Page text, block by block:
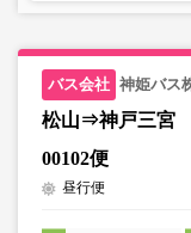
神姫バス
松山⇒神戸三宮
00102便
昼行便